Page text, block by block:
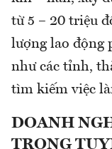
từ 5 – 20 triệu
lượng lao động
như các tỉnh,
tìm kiếm việc
DOANH
TRONG